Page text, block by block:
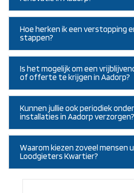
Hoe herken ik een verstopping
stappen?
Is het mogelijk om een
of offerte te krijgen in Aadorp?
Kunnen jullie ook periodiek
installaties in Aadorp verzorgen?
Waarom kiezen zoveel mensen
Loodgieters Kwartier?